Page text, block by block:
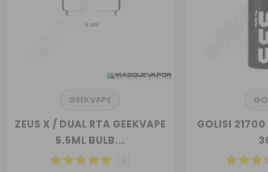
GEEKVAPE
ZEUS X / DUAL RTA GEEKVAPE
5.5ML BULB...
(8)
GOLISI